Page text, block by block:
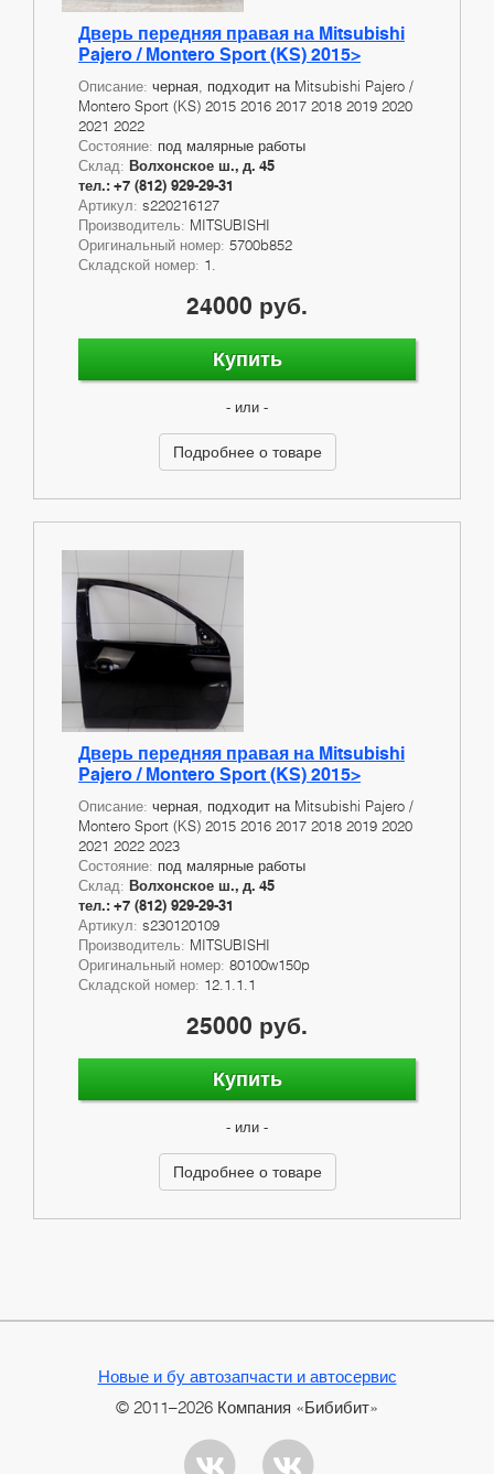
Дверь передняя правая на Mitsubishi
Pajero / Montero Sport (KS) 2015>
Описание: черная, подходит на Mitsubishi Pajero /
Montero Sport (KS) 2015 2016 2017 2018 2019 2020
2021 2022
Состояние: под малярные работы
Склад: Волхонское ш., д. 45
тел.: +7 (812) 929-29-31
Артикул: s220216127
Производитель: MITSUBISHI
Оригинальный номер: 5700b852
Складской номер: 1.
24000 руб.
Купить
- или -
Подробнее о товаре
Дверь передняя правая на Mitsubishi
Pajero / Montero Sport (KS) 2015>
Описание: черная, подходит на Mitsubishi Pajero /
Montero Sport (KS) 2015 2016 2017 2018 2019 2020
2021 2022 2023
Состояние: под малярные работы
Склад: Волхонское ш., д. 45
тел.: +7 (812) 929-29-31
Артикул: s230120109
Производитель: MITSUBISHI
Оригинальный номер: 80100w150p
Складской номер: 12.1.1.1
25000 руб.
Купить
- или -
Подробнее о товаре
Новые и бу автозапчасти и автосервис
© 2011–2026 Компания «Бибибит»